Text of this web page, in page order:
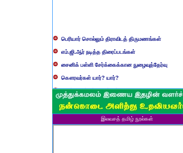
எம்.ஜி.ஆர் நடித்த திரைப்படங்கள்
சைனிக் பள்ளி சேர்க்கைக்கான நுழைவுத்தேர்வு
கௌரவர்கள் யார்? யார்?
தமிழ் ஆண்டுப் பெயர்கள்
பிள்ளையார் சுழி வந்தது எப்படி?
வருவது போவது, வந்தால் போகாது, போனால் வராது...?
பண்டைய படைப் பெயர்கள்இலவசத் தமிழ் நூல்கள்